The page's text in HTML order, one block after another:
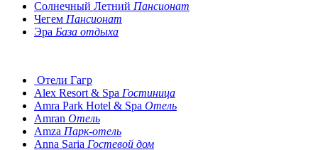
Солнечный Летний Пансионат
Чегем Пансионат
Эра База отдыха
Отели Гагр
Alex Resort & Spa Гостиница
Amra Park Hotel & Spa Отель
Amran Отель
Amza Парк-отель
Anna Saria Гостевой дом